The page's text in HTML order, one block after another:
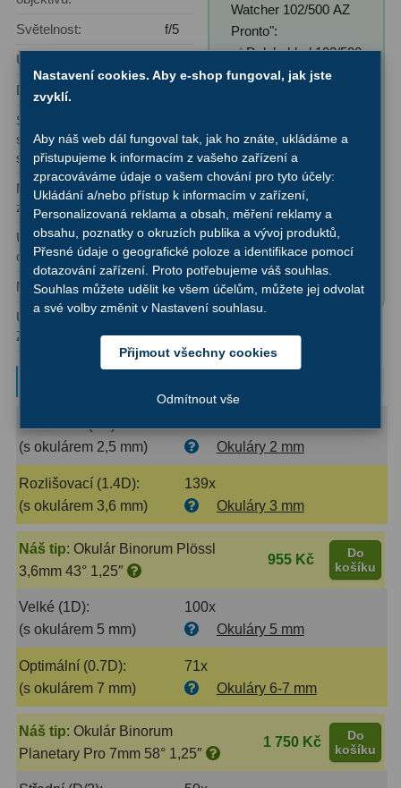
Světelnost:
f/5
Úhlové rozlišení:
Dosah:
Síla
sbírání
světla:
s lidským
okem)
Maximální užitečné
zvětšení:
204x
Upínací průměr
okuláru:
2″
Montáž:
Azimutální
Úroveň uživatele:
Začátečník, Pokročilý
Watcher 102/500 AZ
Pronto":
✅ Dalekohled 102/500
✅ Stativ
✅ 1,25″ Okulár 10mm
(zvětšení 50x)
✅ Hledáček "Red
Dot"
✅ Převracecí 45°
hranol
✅ Adaptér na chytré
telefony
(s okulárem 2,5 mm)
Okuláry 2 mm
Rozlišovací (1.4D):
139x
(s okulárem 3,6 mm)
Okuláry 3 mm
Náš tip: Okulár Binorum Plössl
3,6mm 43° 1,25″
955 Kč
Do
košíku
Velké (1D):
100x
(s okulárem 5 mm)
Okuláry 5 mm
Optimální (0.7D):
71x
(s okulárem 7 mm)
Okuláry 6-7 mm
Náš tip: Okulár Binorum
Planetary Pro 7mm 58° 1,25″
1 750 Kč
Do
košíku
Nastavení cookies. Aby e-shop fungoval, jak jste
zvyklí.
Aby náš web dál fungoval tak, jak ho znáte, ukládáme a
přistupujeme k informacím z vašeho zařízení a
zpracováváme údaje o vašem chování pro tyto účely:
Ukládání a/nebo přístup k informacím v zařízení,
Personalizovaná reklama a obsah, měření reklamy a
obsahu, poznatky o okruzích publika a vývoj produktů,
Přesné údaje o geografické poloze a identifikace pomocí
dotazování zařízení. Proto potřebujeme váš souhlas.
Souhlas můžete udělit ke všem účelům, můžete jej odvolat
a své volby změnit v Nastavení souhlasu.
Přijmout všechny cookies
Odmítnout vše